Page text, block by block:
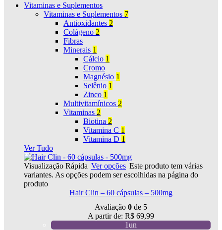
Vitaminas e Suplementos
Vitaminas e Suplementos 7
Antioxidantes 2
Colágeno 2
Fibras
Minerais 1
Cálcio 1
Cromo
Magnésio 1
Selênio 1
Zinco 1
Multivitamínicos 2
Vitaminas 2
Biotina 2
Vitamina C 1
Vitamina D 1
Ver Tudo
Visualização Rápida Ver opções Este produto tem várias
variantes. As opções podem ser escolhidas na página do
produto
Hair Clin – 60 cápsulas – 500mg
Avaliação 0 de 5
A partir de: R$ 69,99
1un